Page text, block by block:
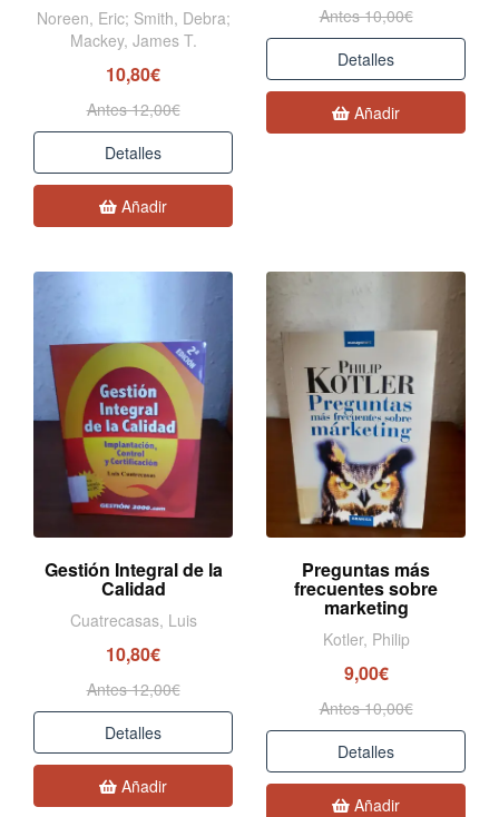
Noreen, Eric; Smith, Debra;
Mackey, James T.
10,80€
Antes 12,00€
Detalles
Añadir
Antes 10,00€
Detalles
Añadir
Gestión Integral de la
Calidad
Cuatrecasas, Luis
10,80€
Antes 12,00€
Detalles
Añadir
Preguntas más
frecuentes sobre
marketing
Kotler, Philip
9,00€
Antes 10,00€
Detalles
Añadir